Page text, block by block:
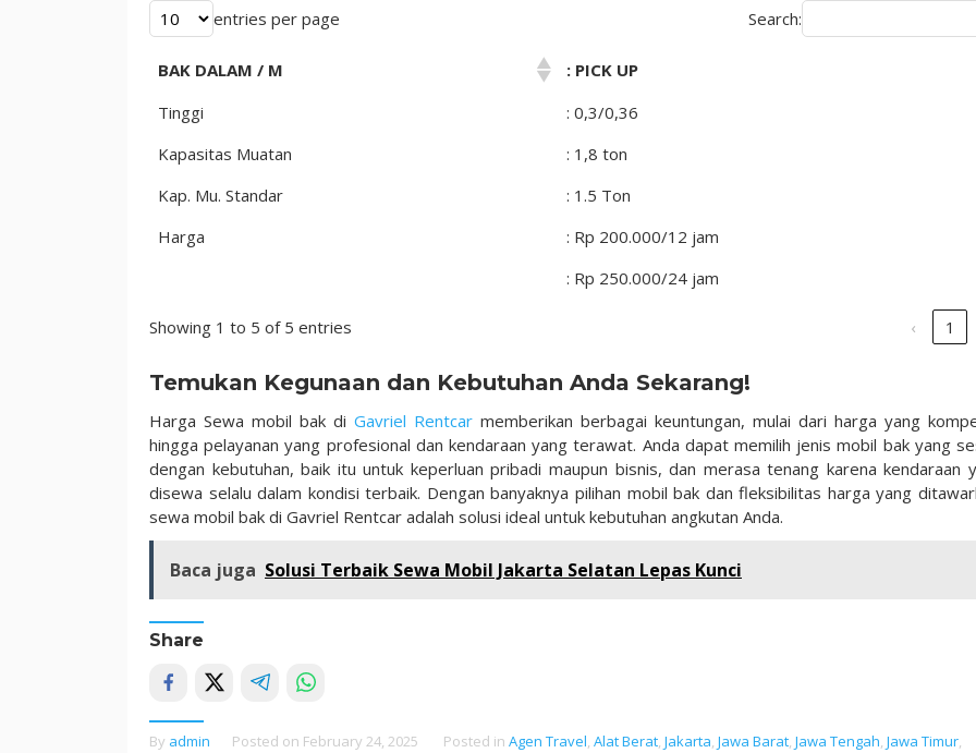
entries per page Search:
BAK DALAM / M
: PICK UP
Tinggi
: 0,3/0,36
Kapasitas Muatan
: 1,8 ton
Kap. Mu. Standar
: 1.5 Ton
Harga
: Rp 200.000/12 jam
: Rp 250.000/24 jam
Showing 1 to 5 of 5 entries ‹ 1
Temukan Kegunaan dan Kebutuhan Anda Sekarang!
Harga Sewa mobil bak di Gavriel Rentcar memberikan berbagai keuntungan, mulai dari harga yang
hingga pelayanan yang profesional dan kendaraan yang terawat. Anda dapat memilih jenis mobil bak yang
dengan kebutuhan, baik itu untuk keperluan pribadi maupun bisnis, dan merasa tenang karena kendaraan
disewa selalu dalam kondisi terbaik. Dengan banyaknya pilihan mobil bak dan fleksibilitas harga yang
sewa mobil bak di Gavriel Rentcar adalah solusi ideal untuk kebutuhan angkutan Anda.
Baca juga Solusi Terbaik Sewa Mobil Jakarta Selatan Lepas Kunci
Share
By admin Posted on February 24, 2025 Posted in Agen Travel, Alat Berat, Jakarta, Jawa Barat, Jawa Tengah, Jawa Timur,